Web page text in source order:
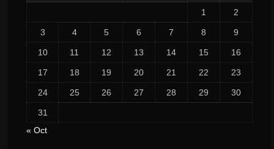
1 2
3 4 5 6 7 8 9
10 11 12 13 14 15 16
17 18 19 20 21 22 23
24 25 26 27 28 29 30
31
« Oct